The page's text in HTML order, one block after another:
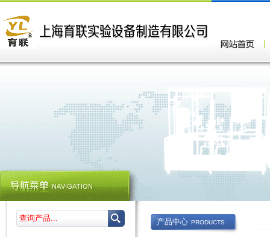
产品中心 PRODUCTS